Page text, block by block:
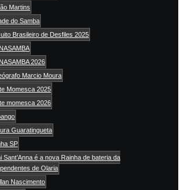
Martins
do Samba
Brasileiro de Desfiles 2025
2026
Marcio Moura
Momesca 2025
momesca 2026
Guaratingueta
SP
Sant’Anna é a nova Rainha de bateria da
de Olaria
Nascimento